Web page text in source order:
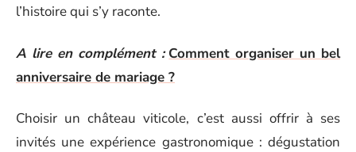
l’histoire qui s’y raconte.
A lire en complément : Comment organiser un bel
anniversaire de mariage ?
Choisir un château viticole, c’est aussi offrir à ses
invités une expérience gastronomique : dégustation